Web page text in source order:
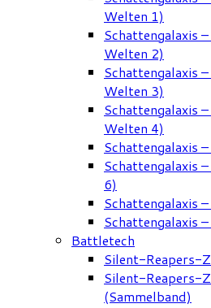
Welten 1)
Schattengalaxis
Welten 2)
Schattengalaxis
Welten 3)
Schattengalaxis
Welten 4)
Schattengalaxis
Schattengalaxis
6)
Schattengalaxis
Schattengalaxis
Battletech
Silent-Reapers-
Silent-Reapers-
(Sammelband)